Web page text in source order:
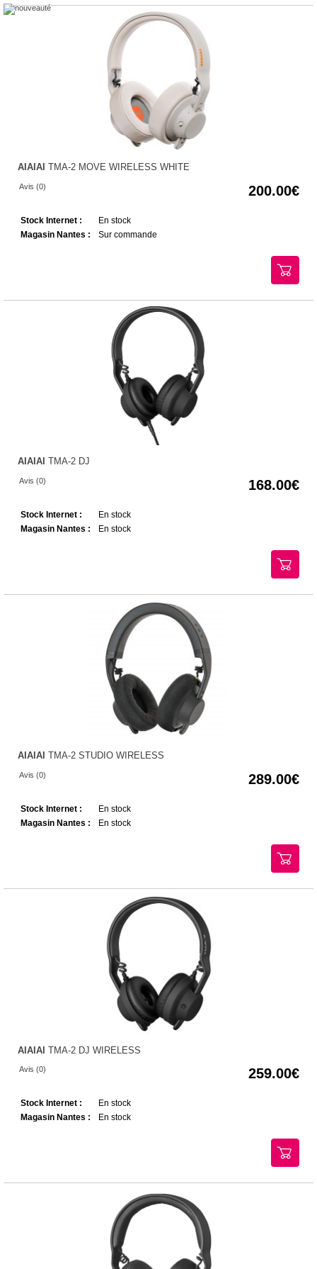
AIAIAI TMA-2 MOVE WIRELESS WHITE
Avis (0) 200.00
Stock Internet :
En stock
Magasin Nantes :
Sur commande
AIAIAI TMA-2 DJ
Avis (0) 168.00
Stock Internet :
En stock
Magasin Nantes :
En stock
AIAIAI TMA-2 STUDIO WIRELESS
Avis (0) 289.00
Stock Internet :
En stock
Magasin Nantes :
En stock
AIAIAI TMA-2 DJ WIRELESS
Avis (0) 259.00
Stock Internet :
En stock
Magasin Nantes :
En stock